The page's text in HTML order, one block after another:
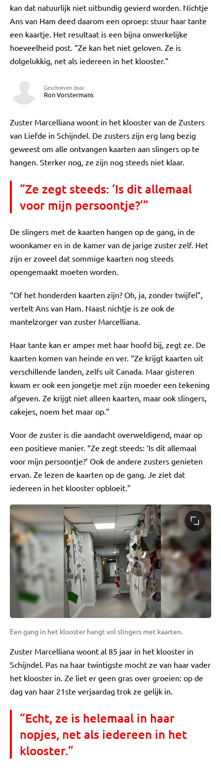
kan dat natuurlijk niet uitbundig gevierd worden. Nichtje
Ans van Ham deed daarom een oproep: stuur haar tante
een kaartje. Het resultaat is een bijna onwerkelijke
hoeveelheid post. “Ze kan het niet geloven. Ze is
dolgelukkig, net als iedereen in het klooster.”
Geschreven door
Ron Vorstermans
Zuster Marcelliana woont in het klooster van de Zusters
van Liefde in Schijndel. De zusters zijn erg lang bezig
geweest om alle ontvangen kaarten aan slingers op te
hangen. Sterker nog, ze zijn nog steeds niet klaar.
“Ze zegt steeds: ‘Is dit allemaal
voor mijn persoontje?’”
De slingers met de kaarten hangen op de gang, in de
woonkamer en in de kamer van de jarige zuster zelf. Het
zijn er zoveel dat sommige kaarten nog steeds
opengemaakt moeten worden.
“Of het honderden kaarten zijn? Oh, ja, zonder twijfel”,
vertelt Ans van Ham. Naast nichtje is ze ook de
mantelzorger van zuster Marcelliana.
Haar tante kan er amper met haar hoofd bij, zegt ze. De
kaarten komen van heinde en ver. “Ze krijgt kaarten uit
verschillende landen, zelfs uit Canada. Maar gisteren
kwam er ook een jongetje met zijn moeder een tekening
afgeven. Ze krijgt niet alleen kaarten, maar ook slingers,
cakejes, noem het maar op.”
Voor de zuster is die aandacht overweldigend, maar op
een positieve manier. “Ze zegt steeds: ‘Is dit allemaal
voor mijn persoontje?’ Ook de andere zusters genieten
ervan. Ze lezen de kaarten op de gang. Je ziet dat
iedereen in het klooster opbloeit.”
Een gang in het klooster hangt vol slingers met kaarten.
Zuster Marcelliana woont al 85 jaar in het klooster in
Schijndel. Pas na haar twintigste mocht ze van haar vader
het klooster in. Ze liet er geen gras over groeien: op de
dag van haar 21ste verjaardag trok ze gelijk in.
“Echt, ze is helemaal in haar
nopjes, net als iedereen in het
klooster.”